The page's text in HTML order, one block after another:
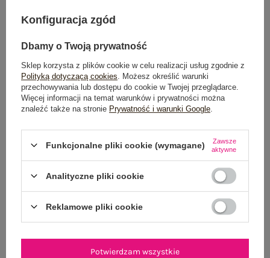
Beżowa midi sukienka koktajlowa z
99,99 zł
Najniższa cena z 30 dni:
109,99 zł
109,99 zł
Najniższa cena z 30 dni:
Konfiguracja zgód
Dbamy o Twoją prywatność
Sklep korzysta z plików cookie w celu realizacji usług zgodnie z
Polityką dotyczącą cookies . Możesz określić warunki
przechowywania lub dostępu do cookie w Twojej przeglądarce.
Więcej informacji na temat warunków i prywatności można
znaleźć także na stronie Prywatność i warunki Google
Funkcjonalne pliki cookie (wymagane)
Zawsze
aktywne
Analityczne pliki cookie
Reklamowe pliki cookie
Potwierdzam wszystkie